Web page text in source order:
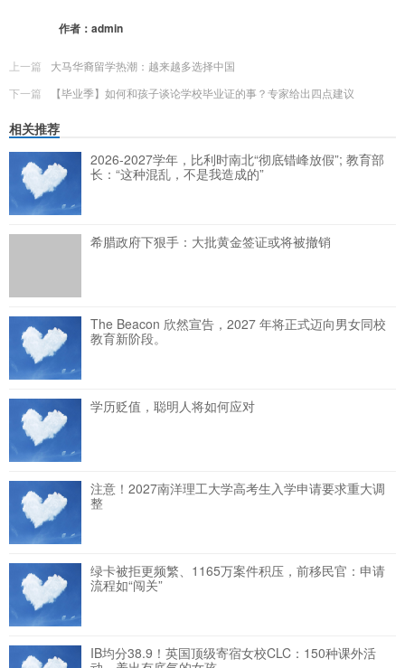
作者： admin
上一篇
大马华裔留学热潮：越来越多选择中国
下一篇
【毕业季】如何和孩子谈论学校毕业证的事？专家给出四点建议
相关推荐
2026-2027学年，比利时南北“彻底错峰放假”; 教育部
长：“这种混乱，不是我造成的”
希腊政府下狠手：大批黄金签证或将被撤销
The Beacon 欣然宣告，2027 年将正式迈向男女同校
教育新阶段。
学历贬值，聪明人将如何应对
注意！2027南洋理工大学高考生入学申请要求重大调
整
绿卡被拒更频繁、1165万案件积压，前移民官：申请
流程如“闯关”
IB均分38.9！英国顶级寄宿女校CLC：150种课外活